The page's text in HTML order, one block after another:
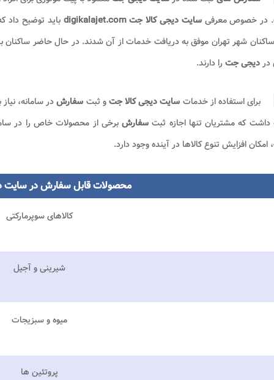
در خصوص معرفی سایت دیجی کالا جت digikalajet.com
ساکنان شهر تهران موفق به دریافت خدمات از آن شدند. در حال حاضر ساکنان
دردیجی جت را دارند.
برای استفاده از خدمات سایت دیجی کالا جتو ثبت سفارشدر سامانه،
داشت که مشتریان تنها اجازه ثبت سفارشبرخی از محصولات خاص را در
افزایش تنوع کالاها در آینده وجود دارد.
محصولات قابل سفارش در سایت
کالاهای سوپرمارکتی
شیرینی و آجیل
میوه و سبزیجات
پروتئین ها